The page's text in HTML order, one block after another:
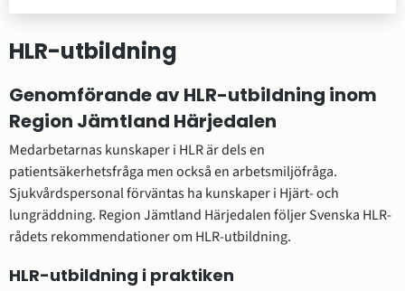
HLR-utbildning
Genomförande av HLR-utbildning inom
Region Jämtland Härjedalen
Medarbetarnas kunskaper i HLR är dels en
patientsäkerhetsfråga men också en arbetsmiljöfråga.
Sjukvårdspersonal förväntas ha kunskaper i Hjärt- och
lungräddning. Region Jämtland Härjedalen följer Svenska HLR-
rådets rekommendationer om HLR-utbildning.
HLR-utbildning i praktiken